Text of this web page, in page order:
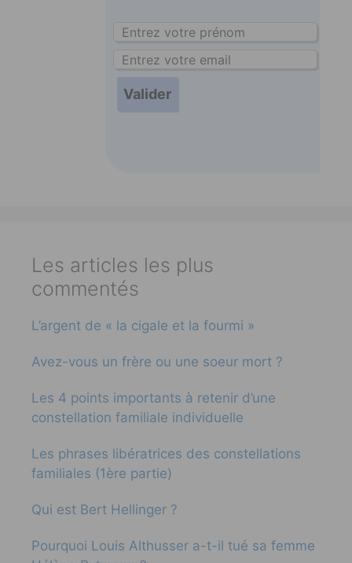
Les articles les plus
commentés
L’argent de « la cigale et la fourmi »
Avez-vous un frère ou une soeur mort ?
Les 4 points importants à retenir d’une
constellation familiale individuelle
Les phrases libératrices des constellations
familiales (1ère partie)
Qui est Bert Hellinger ?
Pourquoi Louis Althusser a-t-il tué sa femme